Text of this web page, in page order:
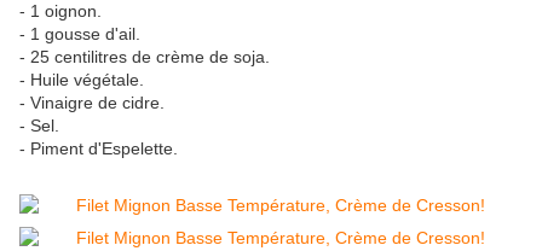
- 1 oignon.
- 1 gousse d'ail.
- 25 centilitres de crème de soja.
- Huile végétale.
- Vinaigre de cidre.
- Sel.
- Piment d'Espelette.